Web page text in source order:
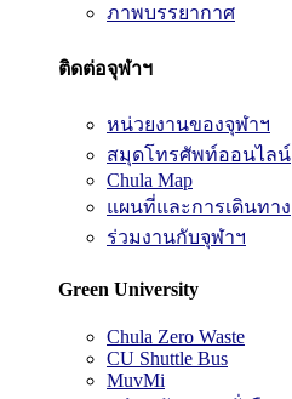
ภาพบรรยากาศ
ติดต่อจุฬาฯ
หน่วยงานของจุฬาฯ
สมุดโทรศัพท์ออนไลน์
Chula Map
แผนที่และการเดินทาง
ร่วมงานกับจุฬาฯ
Green University
Chula Zero Waste
CU Shuttle Bus
MuvMi